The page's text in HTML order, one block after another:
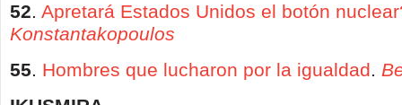
52. Apretará Estados Unidos el botón
Konstantakopoulos
55. Hombres que lucharon por la igualdad.